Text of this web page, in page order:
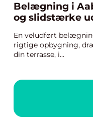
Belægning i
og slidstærke
En veludført
rigtige opbygning,
din terrasse, i...